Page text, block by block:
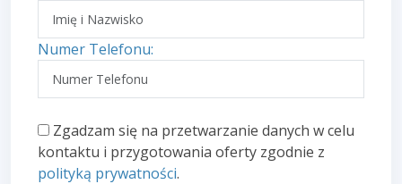
Numer Telefonu:
Zgadzam się na przetwarzanie danych w celu
kontaktu i przygotowania oferty zgodnie z
polityką prywatności.